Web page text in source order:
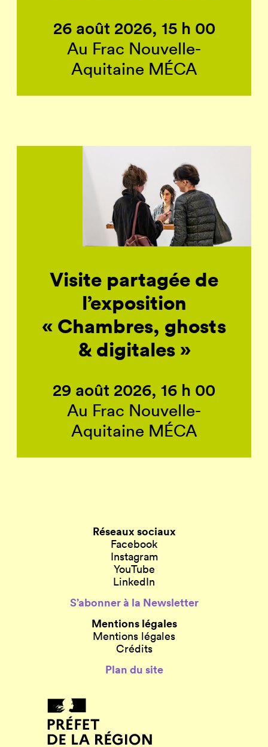
26 août 2026, 15 h 00
Au Frac Nouvelle-
Aquitaine MÉCA
Visite partagée de
l’exposition
« Chambres, ghosts
& digitales »
29 août 2026, 16 h 00
Au Frac Nouvelle-
Aquitaine MÉCA
Réseaux sociaux
Facebook
Instagram
YouTube
LinkedIn
S’abonner à la Newsletter
Mentions légales
Mentions légales
Crédits
Plan du site